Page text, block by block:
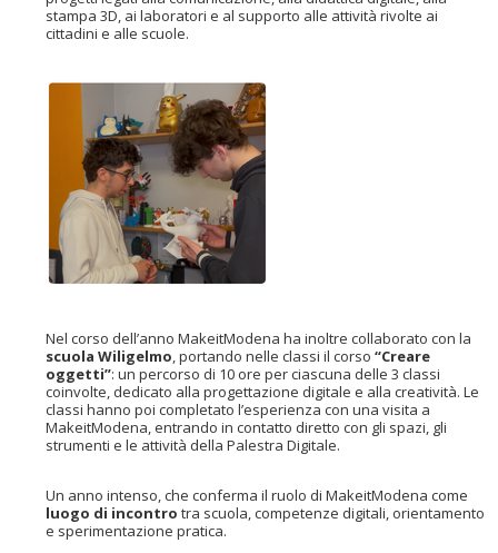
stampa 3D, ai laboratori e al supporto alle attività rivolte ai
cittadini e alle scuole.
Nel corso dell’anno MakeitModena ha inoltre collaborato con la
scuola Wiligelmo, portando nelle classi il corso “Creare
oggetti”: un percorso di 10 ore per ciascuna delle 3 classi
coinvolte, dedicato alla progettazione digitale e alla creatività. Le
classi hanno poi completato l’esperienza con una visita a
MakeitModena, entrando in contatto diretto con gli spazi, gli
strumenti e le attività della Palestra Digitale.
Un anno intenso, che conferma il ruolo di MakeitModena come
luogo di incontro tra scuola, competenze digitali, orientamento
e sperimentazione pratica.